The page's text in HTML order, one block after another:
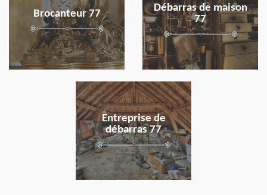
Brocanteur 77
Débarras de maison
77
Entreprise de
débarras 77
en savoir plus